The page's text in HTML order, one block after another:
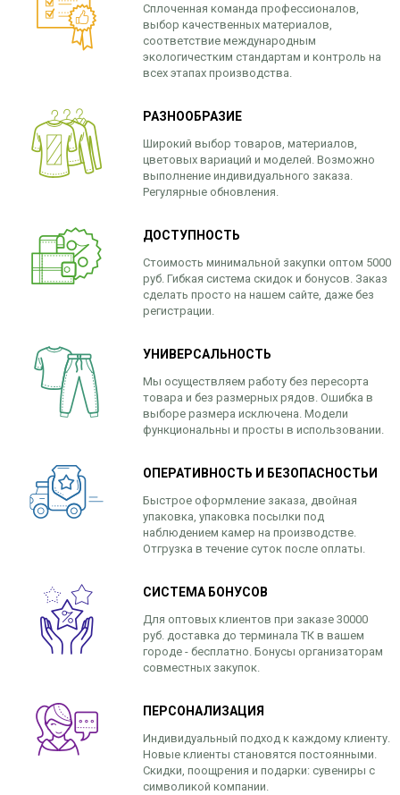
Сплоченная команда профессионалов,
выбор качественных материалов,
соответствие международным
экологичестким стандартам и контроль на
всех этапах производства.
РАЗНООБРАЗИЕ
Широкий выбор товаров, материалов,
цветовых вариаций и моделей. Возможно
выполнение индивидуального заказа.
Регулярные обновления.
ДОСТУПНОСТЬ
Стоимость минимальной закупки оптом 5000
руб. Гибкая система скидок и бонусов. Заказ
сделать просто на нашем сайте, даже без
регистрации.
УНИВЕРСАЛЬНОСТЬ
Мы осуществляем работу без пересорта
товара и без размерных рядов. Ошибка в
выборе размера исключена. Модели
функциональны и просты в использовании.
ОПЕРАТИВНОСТЬ И БЕЗОПАСНОСТЬИ
Быстрое оформление заказа, двойная
упаковка, упаковка посылки под
наблюдением камер на производстве.
Отгрузка в течение суток после оплаты.
СИСТЕМА БОНУСОВ
Для оптовых клиентов при заказе 30000
руб. доставка до терминала ТК в вашем
городе - бесплатно. Бонусы организаторам
совместных закупок.
ПЕРСОНАЛИЗАЦИЯ
Индивидуальный подход к каждому клиенту.
Новые клиенты становятся постоянными.
Скидки, поощрения и подарки: сувениры с
символикой компании.